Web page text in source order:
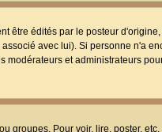
être édités par le posteur
avec lui). Si personne n'a
et administrateurs
groupes. Pour voir, lire, poster,